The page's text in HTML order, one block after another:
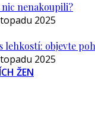
nenakoupili?
2025
lehkostí: objevte
2025
ŽEN